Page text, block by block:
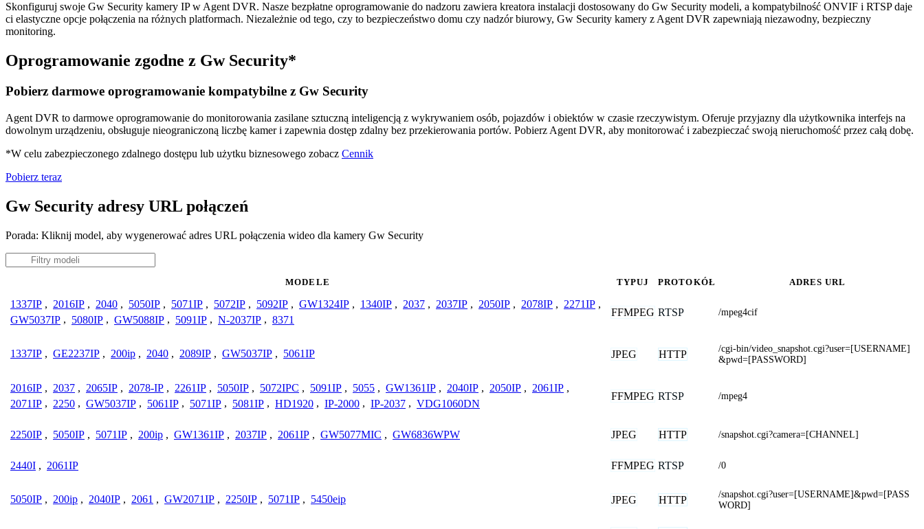
Skonfiguruj swoje Gw Security kamery IP w Agent DVR. Nasze bezpłatne oprogramowanie do nadzoru zawiera kreatora instalacji dostosowany do Gw Security modeli, a kompatybilność ONVIF i RTSP daje
ci elastyczne opcje połączenia na różnych platformach. Niezależnie od tego, czy to bezpieczeństwo domu czy nadzór biurowy, Gw Security kamery z Agent DVR zapewniają niezawodny, bezpieczny
monitoring.
Oprogramowanie zgodne z Gw Security*
Pobierz darmowe oprogramowanie kompatybilne z Gw Security
Agent DVR to darmowe oprogramowanie do monitorowania zasilane sztuczną inteligencją z wykrywaniem osób, pojazdów i obiektów w czasie rzeczywistym. Oferuje przyjazny dla użytkownika interfejs na
dowolnym urządzeniu, obsługuje nieograniczoną liczbę kamer i zapewnia dostęp zdalny bez przekierowania portów. Pobierz Agent DVR, aby monitorować i zabezpieczać swoją nieruchomość przez całą dobę.
*W celu zabezpieczonego zdalnego dostępu lub użytku biznesowego zobacz Cennik
Pobierz teraz
Gw Security adresy URL połączeń
Porada: Kliknij model, aby wygenerować adres URL połączenia wideo dla kamery Gw Security
MODELE TYPUJ PROTOKÓŁ ADRES URL
1337IP , 2016IP , 2040 , 5050IP , 5071IP , 5072IP , 5092IP , GW1324IP , 1340IP , 2037 , 2037IP , 2050IP , 2078IP , 2271IP ,
GW5037IP , 5080IP , GW5088IP , 5091IP , N-2037IP , 8371
FFMPEG RTSP /mpeg4cif
1337IP , GE2237IP , 200ip , 2040 , 2089IP , GW5037IP , 5061IP JPEG HTTP
/cgi-bin/video_snapshot.cgi?user=[USERNAME]
&pwd=[PASSWORD]
2016IP , 2037 , 2065IP , 2078-IP , 2261IP , 5050IP , 5072IPC , 5091IP , 5055 , GW1361IP , 2040IP , 2050IP , 2061IP ,
2071IP , 2250 , GW5037IP , 5061IP , 5071IP , 5081IP , HD1920 , IP-2000 , IP-2037 , VDG1060DN
FFMPEG RTSP /mpeg4
2250IP , 5050IP , 5071IP , 200ip , GW1361IP , 2037IP , 2061IP , GW5077MIC , GW6836WPW JPEG HTTP /snapshot.cgi?camera=[CHANNEL]
2440I , 2061IP FFMPEG RTSP /0
5050IP , 200ip , 2040IP , 2061 , GW2071IP , 2250IP , 5071IP , 5450eip JPEG HTTP
/snapshot.cgi?user=[USERNAME]&pwd=[PASS
WORD]